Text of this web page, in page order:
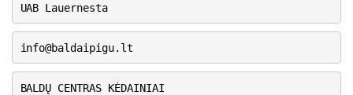
UAB Lauernesta
info@baldaipigu.lt
BALDŲ CENTRAS KĖDAINIAI